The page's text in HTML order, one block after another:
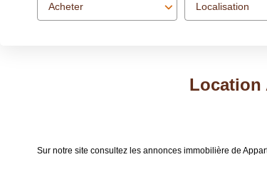
Acheter Localisation
Location
Sur notre site consultez les annonces immobilière de